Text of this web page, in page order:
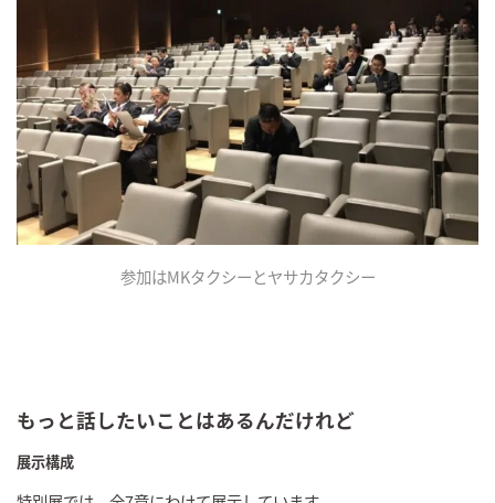
参加はMKタクシーとヤサカタクシー
もっと話したいことはあるんだけれど
展示構成